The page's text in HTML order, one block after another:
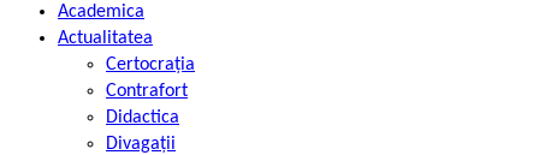
Academica
Actualitatea
Certocrația
Contrafort
Didactica
Divagații